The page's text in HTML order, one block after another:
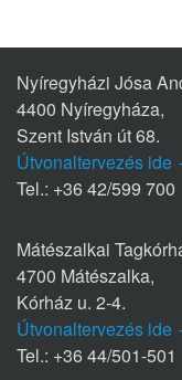
Nyíregyházi Jósa
4400 Nyíregyháza,
Szent István út 68.
Útvonaltervezés
Tel.: +36 42/599 700
Mátészalkai
4700 Mátészalka,
Kórház u. 2-4.
Útvonaltervezés
Tel.: +36 44/501-501